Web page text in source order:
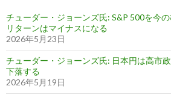
チューダー・ジョーンズ氏: S&P 500を今
リターンはマイナスになる
2026年5月23日
チューダー・ジョーンズ氏: 日本円は高市
下落する
2026年5月19日